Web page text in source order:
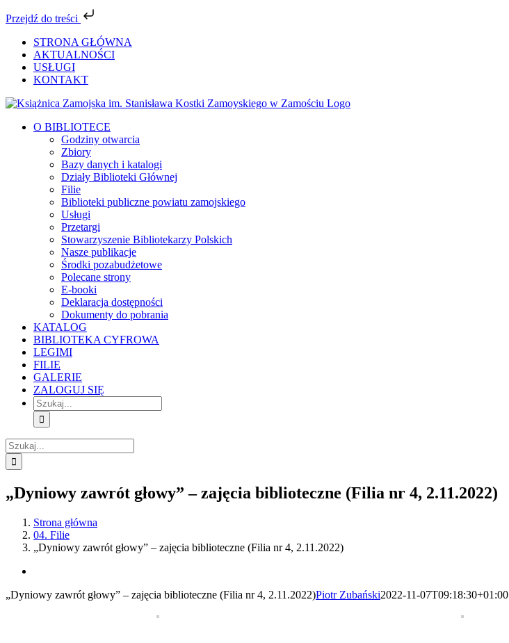
Przejdź do treści
zawartości
STRONA GŁÓWNA
AKTUALNOŚCI
USŁUGI
KONTAKT
Facebook
YouTube
Instagram
Tiktok
O BIBLIOTECE
Godziny otwarcia
Zbiory
Bazy danych i katalogi
Działy Biblioteki Głównej
Filie
Biblioteki publiczne powiatu zamojskiego
Usługi
Przetargi
Stowarzyszenie Bibliotekarzy Polskich
Nasze publikacje
Środki pozabudżetowe
Polecane strony
E-booki
Deklaracja dostępności
Dokumenty do pobrania
KATALOG
BIBLIOTEKA CYFROWA
LEGIMI
FILIE
GALERIE
ZALOGUJ SIĘ
Szukaj
Szukaj
„Dyniowy zawrót głowy” – zajęcia biblioteczne (Filia nr 4, 2.11.2022)
Strona główna
04. Filie
„Dyniowy zawrót głowy” – zajęcia biblioteczne (Filia nr 4, 2.11.2022)
Image
„Dyniowy zawrót głowy” – zajęcia biblioteczne (Filia nr 4, 2.11.2022)Piotr Zubański2022-11-07T09:18:30+01:00